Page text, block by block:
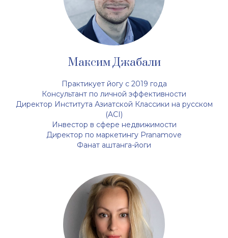
Максим Джабали
Практикует йогу с 2019 года
Консультант по личной эффективности
Директор Института Азиатской Классики на русском
(ACI)
Инвестор в сфере недвижимости
Директор по маркетингу Pranamove
Фанат аштанга-йоги